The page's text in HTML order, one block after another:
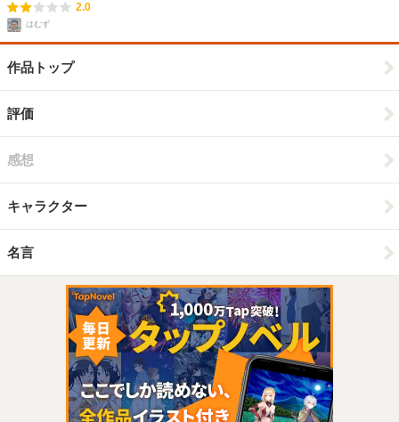
2.0
はむず
作品トップ
評価
感想
キャラクター
名言